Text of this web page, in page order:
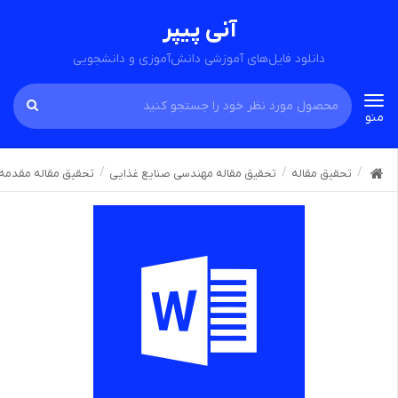
آنی پیپر
دانلود فایل‌های آموزشی دانش‌آموزی و دانشجویی
Toggle
navigation
منو
تحقیق مقاله تحقیق مقاله مهندسی صنایع غذایی تحقیق مقاله